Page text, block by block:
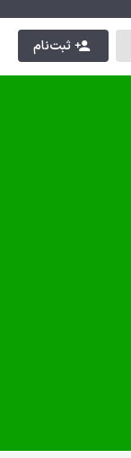
ثبت‌نام